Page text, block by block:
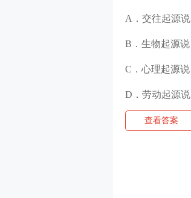
A．交往起源说
B．生物起源说
C．心理起源说
D．劳动起源说
查看答案